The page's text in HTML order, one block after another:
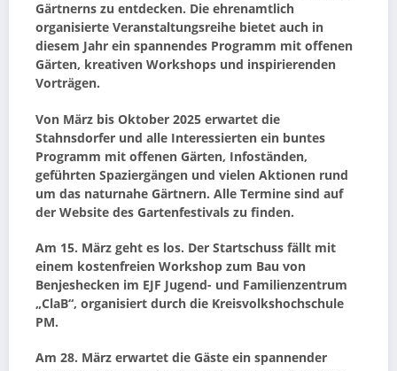
Gärtnerns zu entdecken. Die ehrenamtlich
organisierte Veranstaltungsreihe bietet auch in
diesem Jahr ein spannendes Programm mit offenen
Gärten, kreativen Workshops und inspirierenden
Vorträgen.
Von März bis Oktober 2025 erwartet die
Stahnsdorfer und alle Interessierten ein buntes
Programm mit offenen Gärten, Infoständen,
geführten Spaziergängen und vielen Aktionen rund
um das naturnahe Gärtnern. Alle Termine sind auf
der Website des Gartenfestivals zu finden.
Am 15. März geht es los. Der Startschuss fällt mit
einem kostenfreien Workshop zum Bau von
Benjeshecken im EJF Jugend- und Familienzentrum
„ClaB“, organisiert durch die Kreisvolkshochschule
PM.
Am 28. März erwartet die Gäste ein spannender